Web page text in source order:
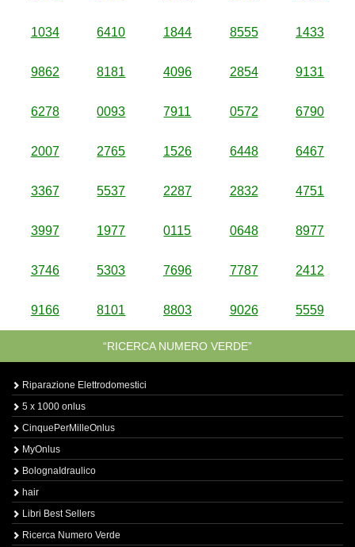
1034 6410 1844 8555 1433
9862 8181 4096 2854 9131
6278 0093 7911 0572 6790
2007 2765 1526 6448 6467
3367 5537 2287 2832 4751
3997 1977 0115 0648 8977
3746 5303 7696 7787 2412
9166 8101 8803 9026 5559
“RICERCA NUMERO VERDE”
Riparazione Elettrodomestici
5 x 1000 onlus
CinquePerMilleOnlus
MyOnlus
BolognaIdraulico
hair
Libri Best Sellers
Ricerca Numero Verde